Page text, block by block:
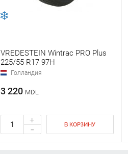
VREDESTEIN Wintrac PRO Plus
225/55 R17 97H
Голландия
3 220 MDL
+
- В КОРЗИНУ